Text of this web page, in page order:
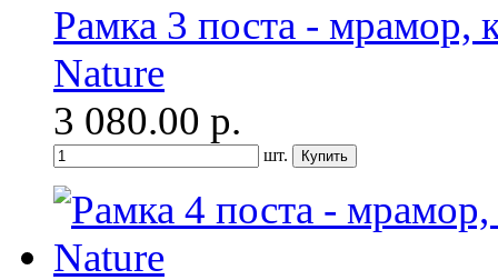
Рамка 3 поста - мрамор,
Nature
3 080.00 р.
шт.